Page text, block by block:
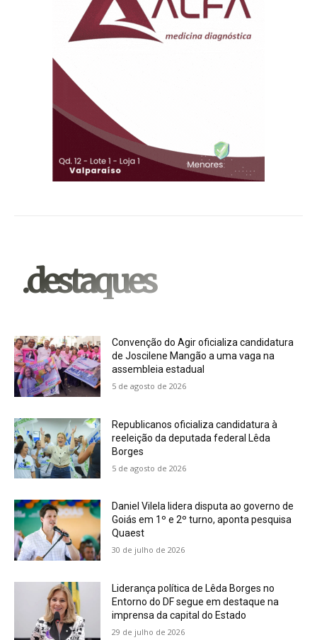
.destaques
Convenção do Agir oficializa candidatura
de Joscilene Mangão a uma vaga na
assembleia estadual
5 de agosto de 2026
Republicanos oficializa candidatura à
reeleição da deputada federal Lêda
Borges
5 de agosto de 2026
Daniel Vilela lidera disputa ao governo de
Goiás em 1º e 2º turno, aponta pesquisa
Quaest
30 de julho de 2026
Liderança política de Lêda Borges no
Entorno do DF segue em destaque na
imprensa da capital do Estado
29 de julho de 2026